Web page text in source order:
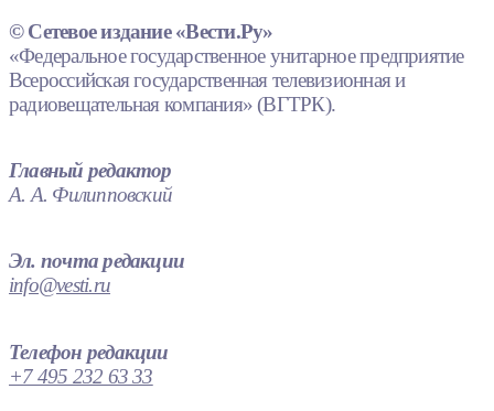
© Сетевое издание «Вести.Ру»
«Федеральное государственное унитарное предприятие
Всероссийская государственная телевизионная и
радиовещательная компания» (ВГТРК).
Главный редактор
А. А. Филипповский
Эл. почта редакции
info@vesti.ru
Телефон редакции
+7 495 232 63 33